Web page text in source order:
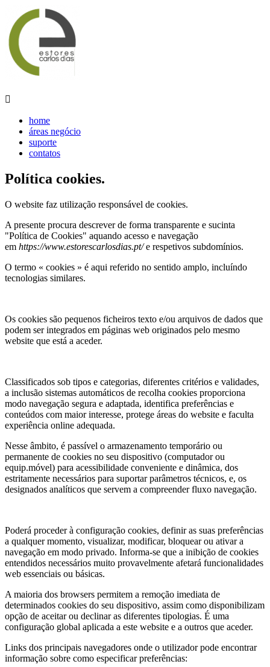

home
áreas negócio
suporte
contatos
Política cookies.
O website faz utilização responsável de cookies.
A presente procura descrever de forma transparente e sucinta
"Política de Cookies" aquando acesso e navegação
em https://www.estorescarlosdias.pt/e respetivos subdomínios.
O termo « cookies » é aqui referido no sentido amplo, incluíndo
tecnologias similares.
Os cookies são pequenos ficheiros texto e/ou arquivos de dados que
podem ser integrados em páginas web originados pelo mesmo
website que está a aceder.
Classificados sob tipos e categorias, diferentes critérios e validades,
a inclusão sistemas automáticos de recolha cookies proporciona
modo navegação segura e adaptada, identifica preferências e
conteúdos com maior interesse, protege áreas do website e faculta
experiência online adequada.
Nesse âmbito, é passível o armazenamento temporário ou
permanente de cookies no seu dispositivo (computador ou
equip.móvel) para acessibilidade conveniente e dinâmica, dos
estritamente necessários para suportar parâmetros técnicos, e, os
designados analíticos que servem a compreender fluxo navegação.
Poderá proceder à configuração cookies, definir as suas preferências
a qualquer momento, visualizar, modificar, bloquear ou ativar a
navegação em modo privado. Informa-se que a inibição de cookies
entendidos necessários muito provavelmente afetará funcionalidades
web essenciais ou básicas.
A maioria dos browsers permitem a remoção imediata de
determinados cookies do seu dispositivo, assim como disponibilizam
opção de aceitar ou declinar as diferentes tipologias. É uma
configuração global aplicada a este website e a outros que aceder.
Links dos principais navegadores onde o utilizador pode encontrar
informação sobre como especificar preferências: